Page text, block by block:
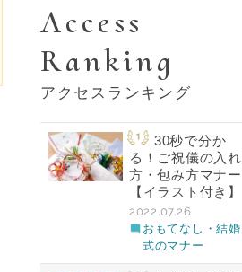
Access
Ranking
アクセスランキング
30秒で分か
る！ご祝儀の入れ
方・包み方マナー
【イラスト付き】
2022.07.26
おもてなし・結婚
式のマナー